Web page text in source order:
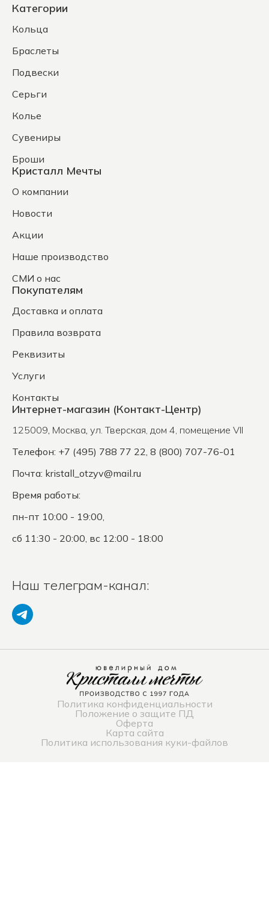
Категории
Кольца
Браслеты
Подвески
Серьги
Колье
Сувениры
Броши
Кристалл Мечты
О компании
Новости
Акции
Наше производство
СМИ о нас
Покупателям
Доставка и оплата
Правила возврата
Реквизиты
Услуги
Контакты
Интернет-магазин (Контакт-Центр)
125009, Москва, ул. Тверская, дом 4, помещение VII
Телефон: +7 (495) 788 77 22, 8 (800) 707-76-01
Почта: kristall_otzyv@mail.ru
Время работы:
пн-пт 10:00 - 19:00,
сб 11:30 - 20:00, вс 12:00 - 18:00
Наш телеграм-канал:
Политика конфиденциальности
Положение о защите ПД
Оферта
Карта сайта
Политика использования куки-файлов